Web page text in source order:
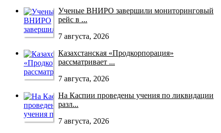
Ученые ВНИРО завершили мониторинговый
рейс в ...
7 августа, 2026
Казахстанская «Продкорпорация»
рассматривает ...
7 августа, 2026
На Каспии проведены учения по ликвидации
разл...
7 августа, 2026